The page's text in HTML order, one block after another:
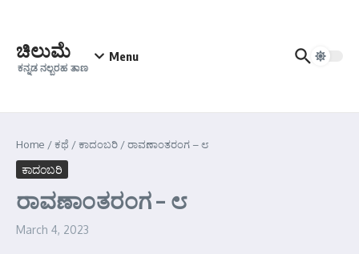
ಚಿಲುಮೆ
ಕನ್ನಡ ನಲ್ಬರಹ ತಾಣ
Menu
Home /ಕಥೆ /ಕಾದಂಬರಿ /ರಾವಣಾಂತರಂಗ – ೮
ಕಾದಂಬರಿ
ರಾವಣಾಂತರಂಗ – ೮
March 4, 2023